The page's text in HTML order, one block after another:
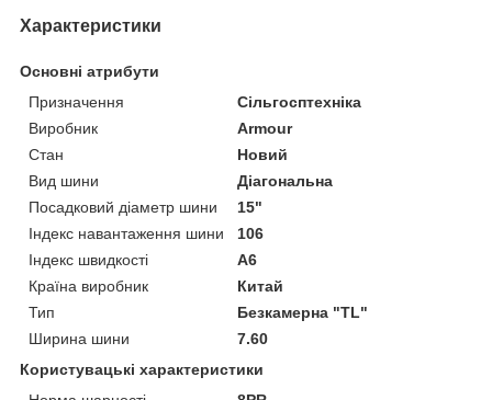
Характеристики
Основні атрибути
Призначення
Сільгосптехніка
Виробник
Armour
Стан
Новий
Вид шини
Діагональна
Посадковий діаметр шини
15"
Індекс навантаження шини
106
Індекс швидкості
A6
Країна виробник
Китай
Тип
Безкамерна "TL"
Ширина шини
7.60
Користувацькі характеристики